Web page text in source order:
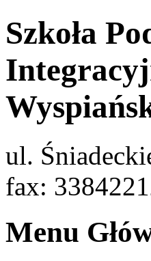
Szkoła
ul.
fax:
Menu